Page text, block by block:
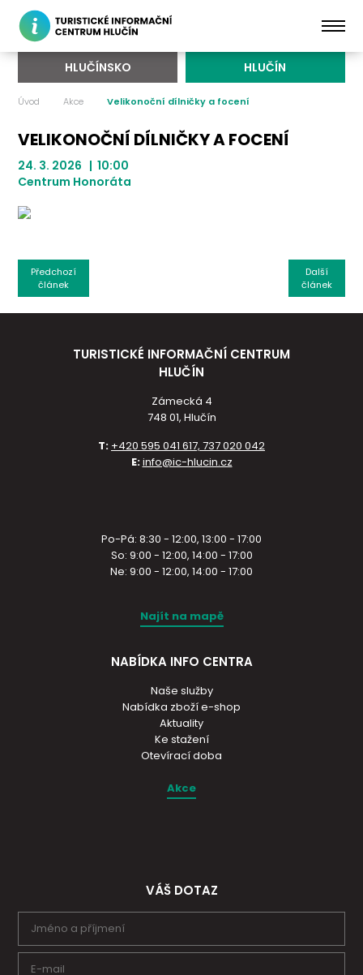
HLUČÍNSKO HLUČÍN
Úvod Akce Velikonoční dílničky a focení
VELIKONOČNÍ DÍLNIČKY A FOCENÍ
24. 3. 2026 | 10:00
Centrum Honoráta
Další
článek
Předchozí
článek
TURISTICKÉ INFORMAČNÍ CENTRUM
HLUČÍN
Zámecká 4
748 01, Hlučín
T: +420 595 041 617, 737 020 042
E:info@ic-hlucin.cz
Po-Pá: 8:30 - 12:00, 13:00 - 17:00
So: 9:00 - 12:00, 14:00 - 17:00
Ne: 9:00 - 12:00, 14:00 - 17:00
Najít na mapě
NABÍDKA INFO CENTRA
Naše služby
Nabídka zboží e-shop
Aktuality
Ke stažení
Otevírací doba
Akce
VÁŠ DOTAZ